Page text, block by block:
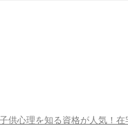
供心理を知る資格が人気！